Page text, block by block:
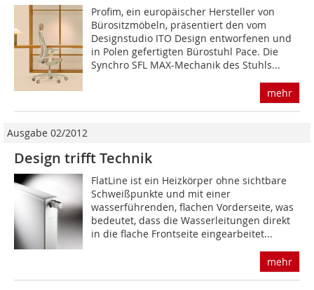
Profim, ein europäischer Hersteller von
Bürositzmöbeln, präsentiert den vom
Designstudio ITO Design entworfenen und
in Polen gefertigten Bürostuhl Pace. Die
Synchro SFL MAX-Mechanik des Stuhls...
mehr
Ausgabe 02/2012
Design trifft Technik
FlatLine ist ein Heizkörper ohne sichtbare
Schweißpunkte und mit einer
wasserführenden, flachen Vorderseite, was
bedeutet, dass die Wasserleitungen direkt
in die flache Frontseite eingearbeitet...
mehr